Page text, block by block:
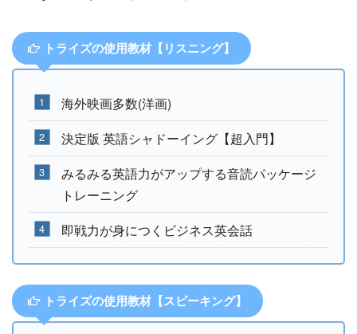
トライズの使用教材【リスニング】
海外映画多数(洋画)
決定版 英語シャドーイング【超入門】
みるみる英語力がアップする音読パッケージ
トレーニング
即戦力が身につくビジネス英会話
トライズの使用教材【スピーキング】